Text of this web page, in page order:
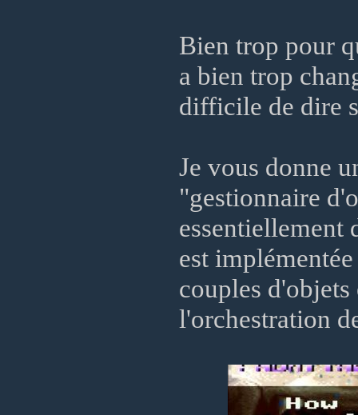
Bien trop pour
a bien trop
difficile de dire
Je vous donne
"gestionnaire
essentiellement
est
couples
l'orchestration